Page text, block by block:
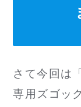
さて今回は
専用ズゴッ